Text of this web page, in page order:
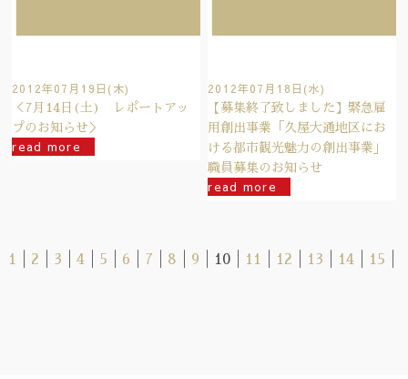
2012年07月19日(木)
＜7月14日(土) レポートアッ
プのお知らせ＞
read more
2012年07月18日(水)
【募集終了致しました】緊急雇
用創出事業「久屋大通地区にお
ける都市観光魅力の創出事業」
職員募集のお知らせ
read more
1 2 3 4│ 5 6 7 8 9 10│ 11 12 13 14│ 15